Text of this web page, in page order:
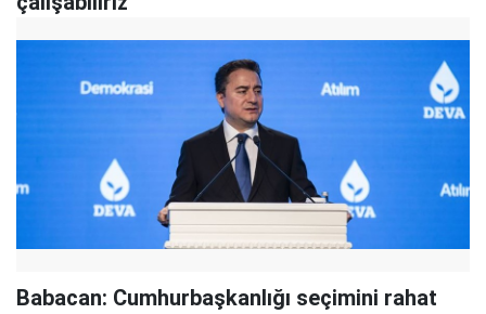
Babacan: Cumhurbaşkanlığı seçimini rahat